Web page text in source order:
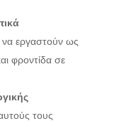
εργαστούν ως
φροντίδα σε
τους